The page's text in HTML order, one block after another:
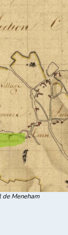
Meneham